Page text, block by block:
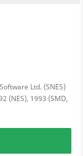
Ltd. (SNES)
(NES), 1993 (SMD,